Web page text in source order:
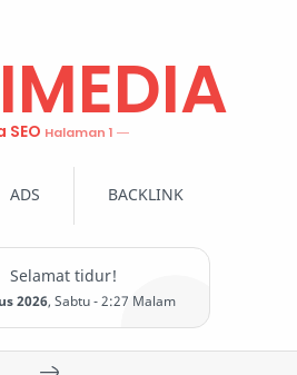
SEO
ADS BACKLINK
2026, Sabtu -2:27 Malam